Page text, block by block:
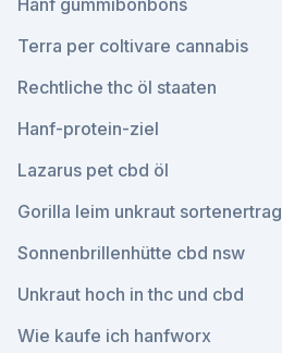
Hanf gummibonbons
Terra per coltivare cannabis
Rechtliche thc öl staaten
Hanf-protein-ziel
Lazarus pet cbd öl
Gorilla leim unkraut sortenertrag
Sonnenbrillenhütte cbd nsw
Unkraut hoch in thc und cbd
Wie kaufe ich hanfworx